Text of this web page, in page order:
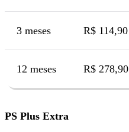
3 meses R$ 114,90
12 meses R$ 278,90
PS Plus Extra